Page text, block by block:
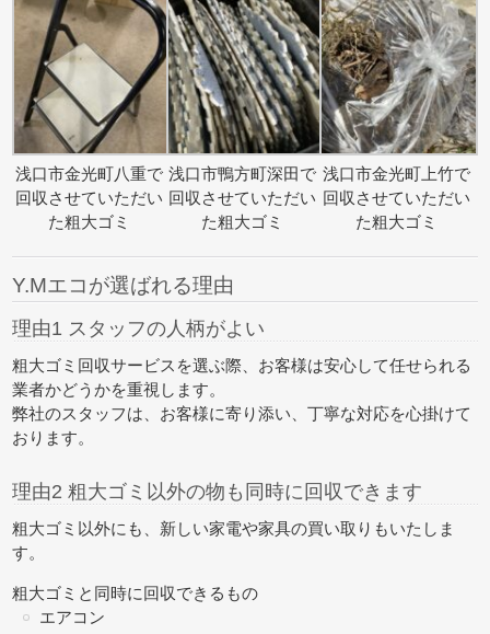
浅口市金光町八重で
回収させていただい
た粗大ゴミ
浅口市鴨方町深田で
回収させていただい
た粗大ゴミ
浅口市金光町上竹で
回収させていただい
た粗大ゴミ
Y.Mエコが選ばれる理由
理由1 スタッフの人柄がよい
粗大ゴミ回収サービスを選ぶ際、お客様は安心して任せられる
業者かどうかを重視します。
弊社のスタッフは、お客様に寄り添い、丁寧な対応を心掛けて
おります。
理由2 粗大ゴミ以外の物も同時に回収できます
粗大ゴミ以外にも、新しい家電や家具の買い取りもいたしま
す。
粗大ゴミと同時に回収できるもの
エアコン